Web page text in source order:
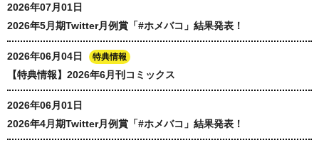
2026年07月01日
2026年5月期Twitter月例賞「#ホメバコ」結果発表！
2026年06月04日 特典情報
【特典情報】2026年6月刊コミックス
2026年06月01日
2026年4月期Twitter月例賞「#ホメバコ」結果発表！